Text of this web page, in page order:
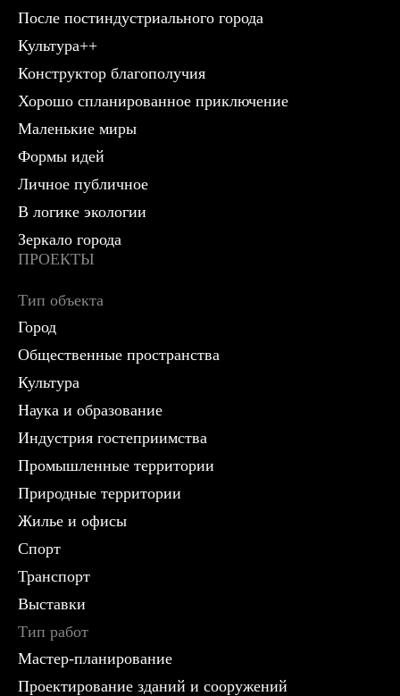
После постиндустриального города
Культура++
Конструктор благополучия
Хорошо спланированное приключение
Маленькие миры
Формы идей
Личное публичное
В логике экологии
Зеркало города
ПРОЕКТЫ
Тип объекта
Город
Общественные пространства
Культура
Наука и образование
Индустрия гостеприимства
Промышленные территории
Природные территории
Жилье и офисы
Спорт
Транспорт
Выставки
Тип работ
Мастер-планирование
Проектирование зданий и сооружений